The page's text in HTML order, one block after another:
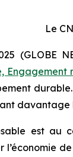
Le
(GLOBE
Engagement
est